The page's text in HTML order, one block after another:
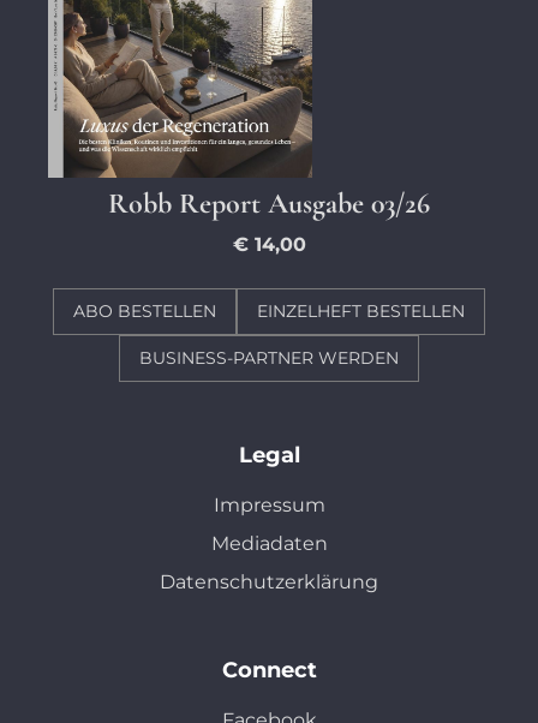
Robb Report Ausgabe 03/26
€ 14,00
ABO BESTELLEN EINZELHEFT BESTELLEN
BUSINESS-PARTNER WERDEN
Legal
Impressum
Mediadaten
Datenschutzerklärung
Connect